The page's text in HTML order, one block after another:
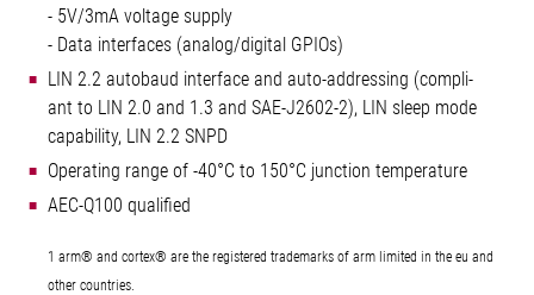
- 5V/3mA voltage supply
- Data interfaces (analog/digital GPIOs)
LIN 2.2 autobaud interface and auto-addressing (compli-
ant to LIN 2.0 and 1.3 and SAE-J2602-2), LIN sleep mode
capability, LIN 2.2 SNPD
Operating range of -40°C to 150°C junction temperature
AEC-Q100 qualified
1 arm® and cortex® are the registered trademarks of arm limited in the eu and
other countries.